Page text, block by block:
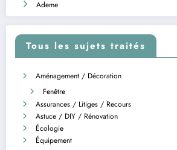
Ademe
Tous les sujets traités
Aménagement / Décoration
Fenêtre
Assurances / Litiges / Recours
Astuce / DIY / Rénovation
Écologie
Équipement